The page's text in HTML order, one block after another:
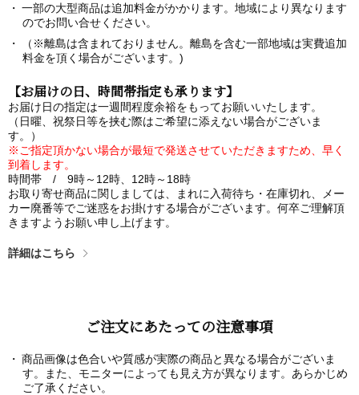
一部の大型商品は追加料金がかかります。地域により異なります
のでお問い合せください。
（※離島は含まれておりません。離島を含む一部地域は実費追加
料金を頂く場合がございます。)
【お届けの日、時間帯指定も承ります】
お届け日の指定は一週間程度余裕をもってお願いいたします。
（日曜、祝祭日等を挟む際はご希望に添えない場合がございま
す。）
※ご指定頂かない場合が最短で発送させていただきますため、早く
到着します。
時間帯 / 9時～12時、12時～18時
お取り寄せ商品に関しましては、まれに入荷待ち・在庫切れ、メー
カー廃番等でご迷惑をお掛けする場合がございます。何卒ご理解頂
きますようお願い申し上げます。
詳細はこちら
ご注文にあたっての注意事項
商品画像は色合いや質感が実際の商品と異なる場合がございま
す。また、モニターによっても見え方が異なります。あらかじめ
ご了承ください。